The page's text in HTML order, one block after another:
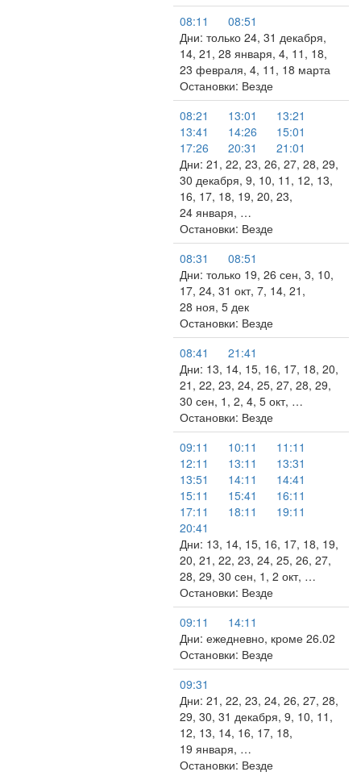
08:11
08:51
Дни: только 24, 31 декабря,
14, 21, 28 января, 4, 11, 18,
23 февраля, 4, 11, 18 марта
Остановки: Везде
08:21
13:01
13:21
13:41
14:26
15:01
17:26
20:31
21:01
Дни: 21, 22, 23, 26, 27, 28, 29,
30 декабря, 9, 10, 11, 12, 13,
16, 17, 18, 19, 20, 23,
24 января, …
Остановки: Везде
08:31
08:51
Дни: только 19, 26 сен, 3, 10,
17, 24, 31 окт, 7, 14, 21,
28 ноя, 5 дек
Остановки: Везде
08:41
21:41
Дни: 13, 14, 15, 16, 17, 18, 20,
21, 22, 23, 24, 25, 27, 28, 29,
30 сен, 1, 2, 4, 5 окт, …
Остановки: Везде
09:11
10:11
11:11
12:11
13:11
13:31
13:51
14:11
14:41
15:11
15:41
16:11
17:11
18:11
19:11
20:41
Дни: 13, 14, 15, 16, 17, 18, 19,
20, 21, 22, 23, 24, 25, 26, 27,
28, 29, 30 сен, 1, 2 окт, …
Остановки: Везде
09:11
14:11
Дни: ежедневно, кроме 26.02
Остановки: Везде
09:31
Дни: 21, 22, 23, 24, 26, 27, 28,
29, 30, 31 декабря, 9, 10, 11,
12, 13, 14, 16, 17, 18,
19 января, …
Остановки: Везде